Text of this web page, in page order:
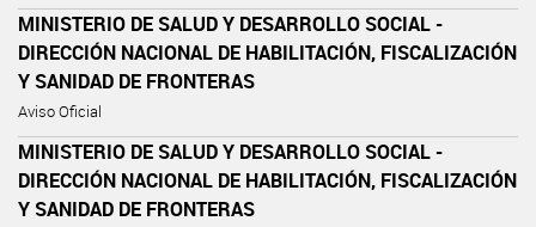
MINISTERIO DE SALUD Y DESARROLLO SOCIAL -
DIRECCIÓN NACIONAL DE HABILITACIÓN, FISCALIZACIÓN
Y SANIDAD DE FRONTERAS
Aviso Oficial
MINISTERIO DE SALUD Y DESARROLLO SOCIAL -
DIRECCIÓN NACIONAL DE HABILITACIÓN, FISCALIZACIÓN
Y SANIDAD DE FRONTERAS